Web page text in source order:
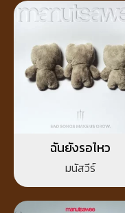
ฉันยังรอไหว
มนัสวีร์